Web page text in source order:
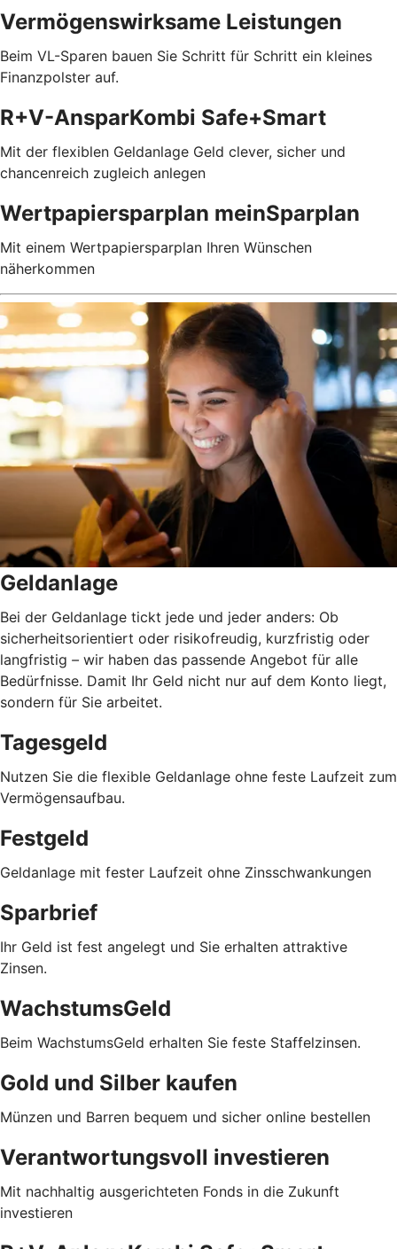
Vermögenswirksame Leistungen
Beim VL-Sparen bauen Sie Schritt für Schritt ein kleines
Finanzpolster auf.
R+V-AnsparKombi Safe+Smart
Mit der flexiblen Geldanlage Geld clever, sicher und
chancenreich zugleich anlegen
Wertpapiersparplan meinSparplan
Mit einem Wertpapiersparplan Ihren Wünschen
näherkommen
Geldanlage
Bei der Geldanlage tickt jede und jeder anders: Ob
sicherheitsorientiert oder risikofreudig, kurzfristig oder
langfristig – wir haben das passende Angebot für alle
Bedürfnisse. Damit Ihr Geld nicht nur auf dem Konto liegt,
sondern für Sie arbeitet.
Tagesgeld
Nutzen Sie die flexible Geldanlage ohne feste Laufzeit zum
Vermögensaufbau.
Festgeld
Geldanlage mit fester Laufzeit ohne Zinsschwankungen
Sparbrief
Ihr Geld ist fest angelegt und Sie erhalten attraktive
Zinsen.
WachstumsGeld
Beim WachstumsGeld erhalten Sie feste Staffelzinsen.
Gold und Silber kaufen
Münzen und Barren bequem und sicher online bestellen
Verantwortungsvoll investieren
Mit nachhaltig ausgerichteten Fonds in die Zukunft
investieren